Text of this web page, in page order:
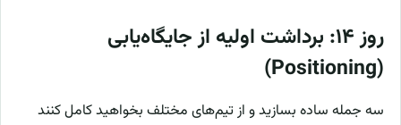
روز ۱۴: برداشت اولیه از جایگاه‌یابی
(Positioning)
سه جمله ساده بسازید و از تیم‌های مختلف بخواهید کامل کنند